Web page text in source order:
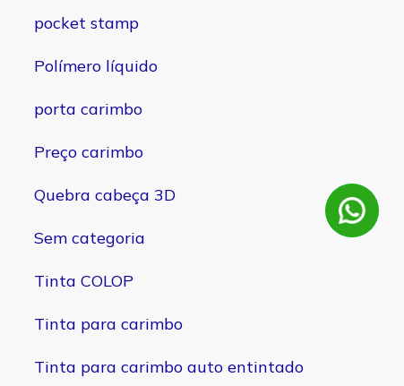
pocket stamp
Polímero líquido
porta carimbo
Preço carimbo
Quebra cabeça 3D
Sem categoria
Tinta COLOP
Tinta para carimbo
Tinta para carimbo auto entintado